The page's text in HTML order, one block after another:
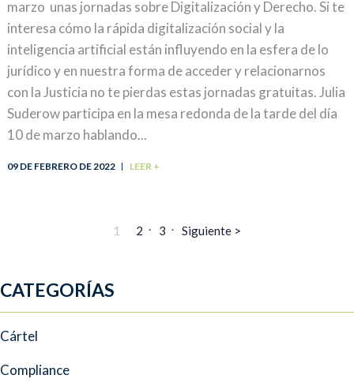
marzo unas jornadas sobre Digitalización y Derecho. Si te
interesa cómo la rápida digitalización social y la
inteligencia artificial están influyendo en la esfera de lo
jurídico y en nuestra forma de acceder y relacionarnos
con la Justicia no te pierdas estas jornadas gratuitas. Julia
Suderow participa en la mesa redonda de la tarde del día
10 de marzo hablando...
09 DE FEBRERO DE 2022 LEER +
1 2 3 Siguiente >
CATEGORÍAS
Cártel
Compliance